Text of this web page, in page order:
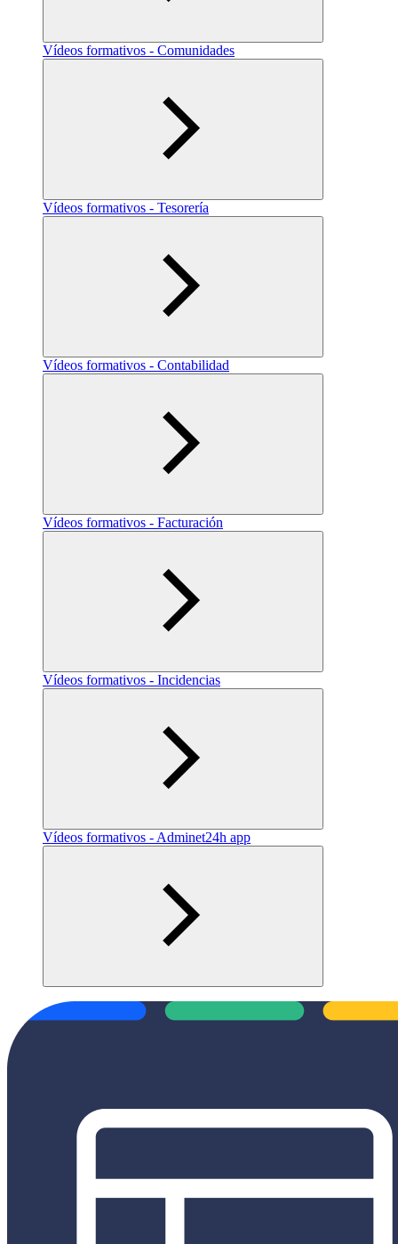
Vídeos formativos - Comunidades
Vídeos formativos - Tesorería
Vídeos formativos - Contabilidad
Vídeos formativos - Facturación
Vídeos formativos - Incidencias
Vídeos formativos - Adminet24h app